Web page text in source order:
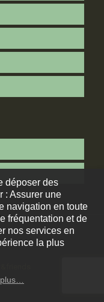
déposer des
: Assurer une
navigation en toute
fréquentation et de
nos services en
la plus